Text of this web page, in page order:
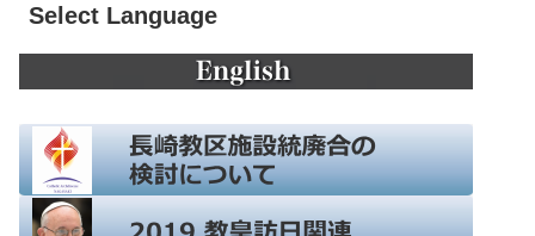
Select Language